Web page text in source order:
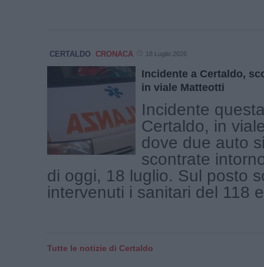
CERTALDO CRONACA 18 Luglio 2026
Incidente a Certaldo,
in viale Matteotti
Incidente
Certaldo, in
dove due auto
scontrate
di oggi, 18 luglio. Sul posto
intervenuti i sanitari del 118
Tutte le notizie di Certaldo